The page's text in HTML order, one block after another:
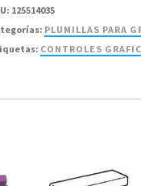
125514035
PLUMILLAS PARA
CONTROLES